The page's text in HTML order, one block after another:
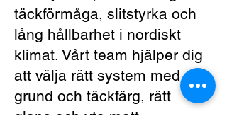
täckförmåga, slitstyrka och
lång hållbarhet i nordiskt
klimat. Vårt team hjälper dig
att välja rätt system med
grund och täckfärg, rätt
glans och yta matt,